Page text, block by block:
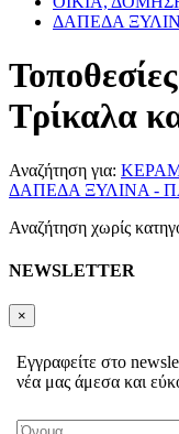
ΔΑΠΕΔΑ
Τρίκαλα
Αναζήτηση για:
ΔΑΠΕΔΑ ΞΥΛΙΝΑ -
Αναζήτηση χωρίς
NEWSLETTER
×
Εγγραφείτε στο
νέα μας άμεσα και